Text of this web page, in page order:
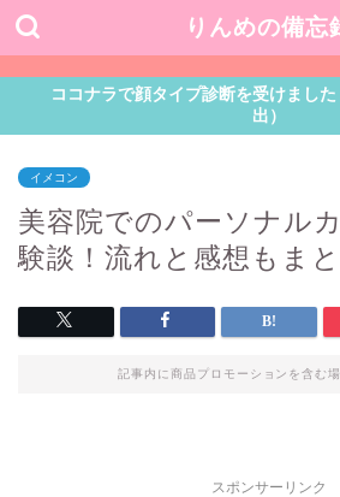
りんめの備忘
ココナラで顔タイプ診断を受けまし
出）
イメコン
美容院でのパーソナル
験談！流れと感想もま
記事内に商品プロモーションを含む
スポンサーリンク